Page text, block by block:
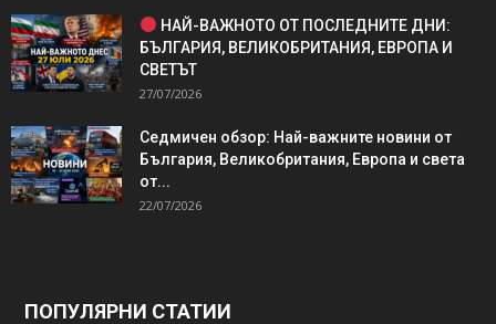
НАЙ-ВАЖНОТО ОТ ПОСЛЕДНИТЕ ДНИ:
БЪЛГАРИЯ, ВЕЛИКОБРИТАНИЯ, ЕВРОПА И
СВЕТЪТ
27/07/2026
Седмичен обзор: Най-важните новини от
България, Великобритания, Европа и света
от...
22/07/2026
ПОПУЛЯРНИ СТАТИИ